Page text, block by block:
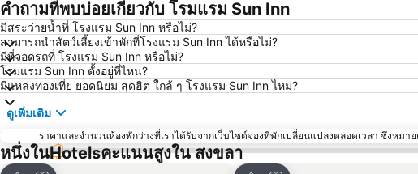
คำถามที่พบบ่อยเกี่ยวกับ โรมแรม Sun Inn
มีสระว่ายน้ำที่ โรงแรม Sun Inn หรือไม่?
สามารถนำสัตว์เลี้ยงเข้าพักที่โรงแรม Sun Inn ได้หรือไม่?
มีที่จอดรถที่ โรงแรม Sun Inn หรือไม่?
โรมแรม Sun Inn ตั้งอยู่ที่ไหน?
มีแหล่งท่องเที่ย ยอดนิยม สุดฮิต ใกล้ ๆ โรงแรม Sun Inn ไหม?
ดูเพิ่มเติม
ราคาและจำนวนห้องพักว่างที่เราได้รับจากเว็บไซต์จองที่พักเปลี่ยนแปลงตลอดเวลา ซึ่งห
หนึ่งในHotelsคะแนนสูงใน สงขลา